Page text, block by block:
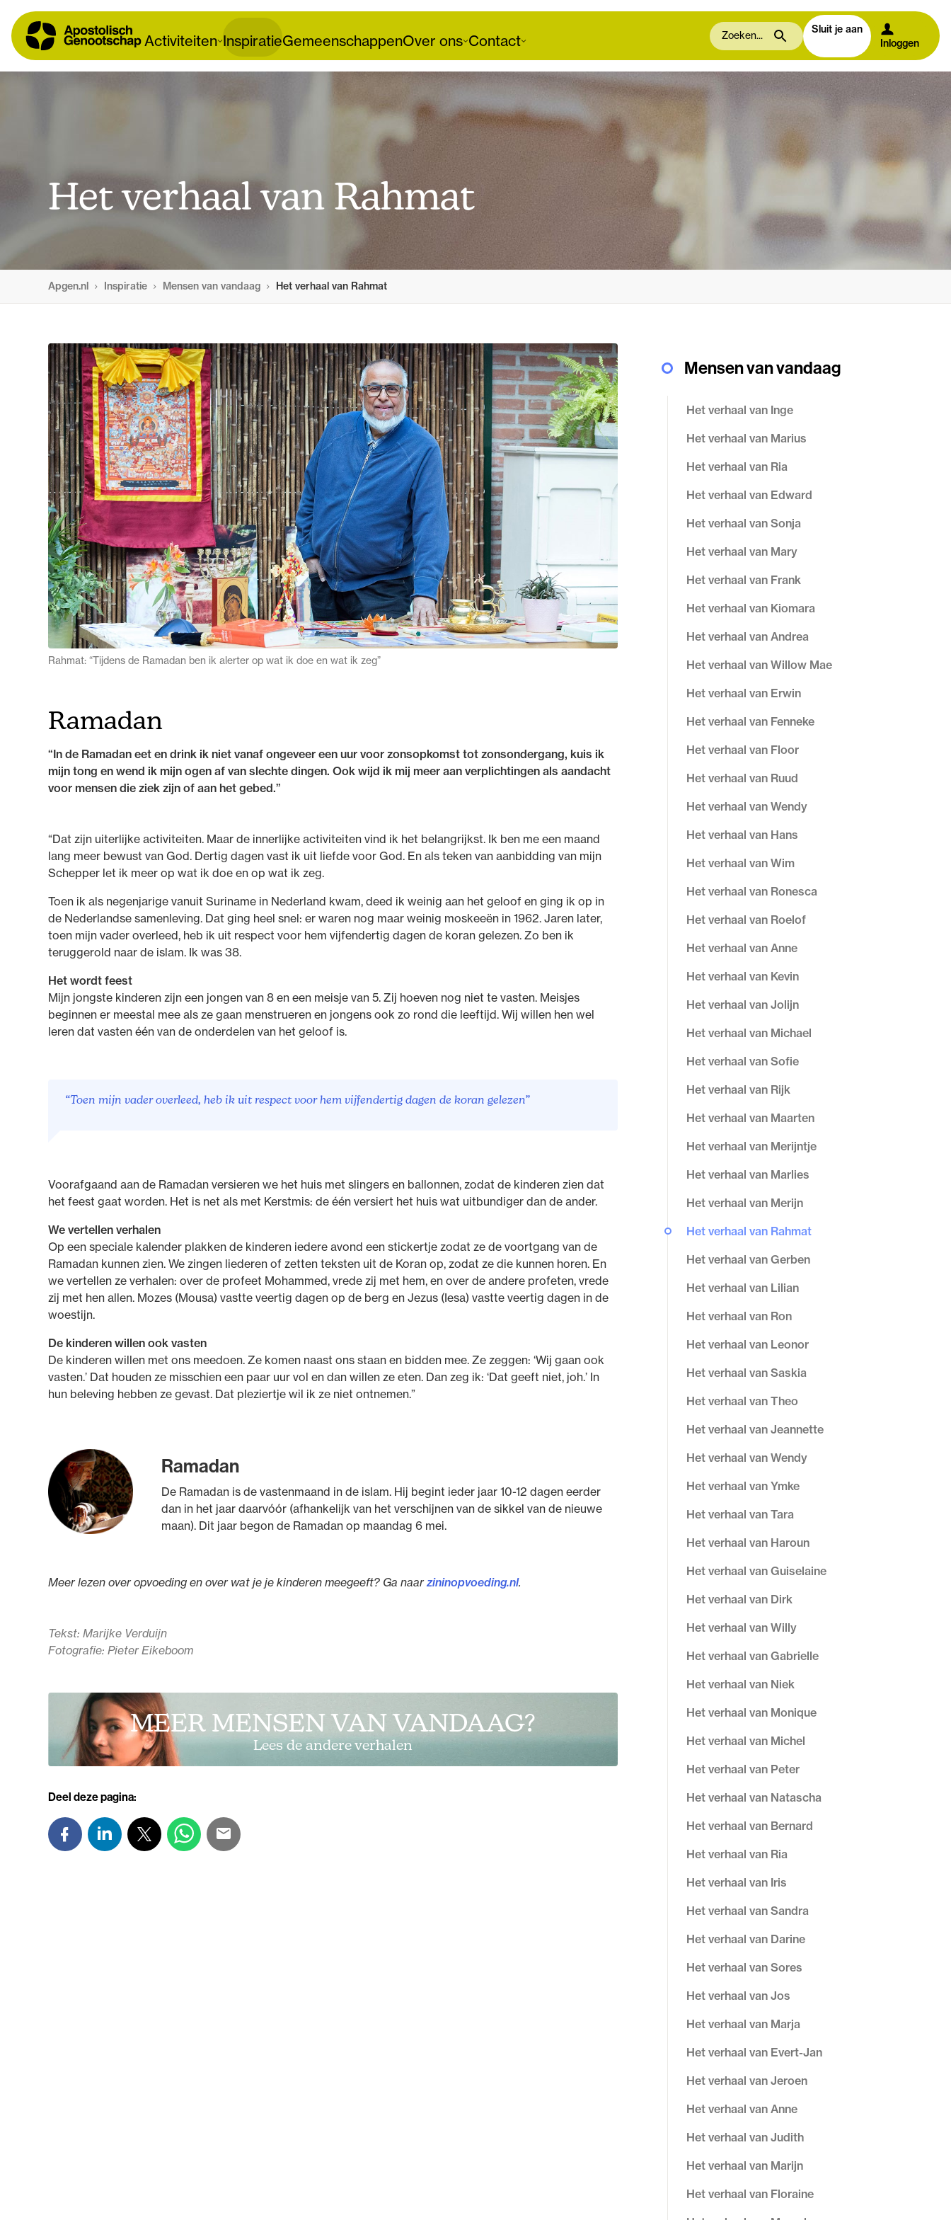
Activiteiten InspiratieGemeenschappenOver ons Contact
Sluit je aan
Inloggen
Het verhaal van Rahmat
Apgen.nl Inspiratie Mensen van vandaag Het verhaal van Rahmat
Rahmat: “Tijdens de Ramadan ben ik alerter op wat ik doe en wat ik zeg”
Ramadan
“In de Ramadan eet en drink ik niet vanaf ongeveer een uur voor zonsopkomst tot zonsondergang, kuis ik
mijn tong en wend ik mijn ogen af van slechte dingen. Ook wijd ik mij meer aan verplichtingen als aandacht
voor mensen die ziek zijn of aan het gebed.”
“Dat zijn uiterlijke activiteiten. Maar de innerlijke activiteiten vind ik het belangrijkst. Ik ben me een maand
lang meer bewust van God. Dertig dagen vast ik uit liefde voor God. En als teken van aanbidding van mijn
Schepper let ik meer op wat ik doe en op wat ik zeg.
Toen ik als negenjarige vanuit Suriname in Nederland kwam, deed ik weinig aan het geloof en ging ik op in
de Nederlandse samenleving. Dat ging heel snel: er waren nog maar weinig moskeeën in 1962. Jaren later,
toen mijn vader overleed, heb ik uit respect voor hem vijfendertig dagen de koran gelezen. Zo ben ik
teruggerold naar de islam. Ik was 38.
Het wordt feest
Mijn jongste kinderen zijn een jongen van 8 en een meisje van 5. Zij hoeven nog niet te vasten. Meisjes
beginnen er meestal mee als ze gaan menstrueren en jongens ook zo rond die leeftijd. Wij willen hen wel
leren dat vasten één van de onderdelen van het geloof is.
“Toen mijn vader overleed, heb ik uit respect voor hem vijfendertig dagen de koran gelezen”
Voorafgaand aan de Ramadan versieren we het huis met slingers en ballonnen, zodat de kinderen zien dat
het feest gaat worden. Het is net als met Kerstmis: de één versiert het huis wat uitbundiger dan de ander.
We vertellen verhalen
Op een speciale kalender plakken de kinderen iedere avond een stickertje zodat ze de voortgang van de
Ramadan kunnen zien. We zingen liederen of zetten teksten uit de Koran op, zodat ze die kunnen horen. En
we vertellen ze verhalen: over de profeet Mohammed, vrede zij met hem, en over de andere profeten, vrede
zij met hen allen. Mozes (Mousa) vastte veertig dagen op de berg en Jezus (Iesa) vastte veertig dagen in de
woestijn.
De kinderen willen ook vasten
De kinderen willen met ons meedoen. Ze komen naast ons staan en bidden mee. Ze zeggen: ‘Wij gaan ook
vasten.’ Dat houden ze misschien een paar uur vol en dan willen ze eten. Dan zeg ik: ‘Dat geeft niet, joh.’ In
hun beleving hebben ze gevast. Dat pleziertje wil ik ze niet ontnemen.”
Ramadan
De Ramadan is de vastenmaand in de islam. Hij begint ieder jaar 10-12 dagen eerder
dan in het jaar daarvóór (afhankelijk van het verschijnen van de sikkel van de nieuwe
maan). Dit jaar begon de Ramadan op maandag 6 mei.
Meer lezen over opvoeding en over wat je je kinderen meegeeft? Ga naarzininopvoeding.nl.
Tekst: Marijke Verduijn
Fotografie: Pieter Eikeboom
MEER MENSEN VAN VANDAAG?
Lees de andere verhalen
Deel deze pagina:
Mensen van vandaag
Het verhaal van Inge
Het verhaal van Marius
Het verhaal van Ria
Het verhaal van Edward
Het verhaal van Sonja
Het verhaal van Mary
Het verhaal van Frank
Het verhaal van Kiomara
Het verhaal van Andrea
Het verhaal van Willow Mae
Het verhaal van Erwin
Het verhaal van Fenneke
Het verhaal van Floor
Het verhaal van Ruud
Het verhaal van Wendy
Het verhaal van Hans
Het verhaal van Wim
Het verhaal van Ronesca
Het verhaal van Roelof
Het verhaal van Anne
Het verhaal van Kevin
Het verhaal van Jolijn
Het verhaal van Michael
Het verhaal van Sofie
Het verhaal van Rijk
Het verhaal van Maarten
Het verhaal van Merijntje
Het verhaal van Marlies
Het verhaal van Merijn
Het verhaal van Rahmat
Het verhaal van Gerben
Het verhaal van Lilian
Het verhaal van Ron
Het verhaal van Leonor
Het verhaal van Saskia
Het verhaal van Theo
Het verhaal van Jeannette
Het verhaal van Wendy
Het verhaal van Ymke
Het verhaal van Tara
Het verhaal van Haroun
Het verhaal van Guiselaine
Het verhaal van Dirk
Het verhaal van Willy
Het verhaal van Gabrielle
Het verhaal van Niek
Het verhaal van Monique
Het verhaal van Michel
Het verhaal van Peter
Het verhaal van Natascha
Het verhaal van Bernard
Het verhaal van Ria
Het verhaal van Iris
Het verhaal van Sandra
Het verhaal van Darine
Het verhaal van Sores
Het verhaal van Jos
Het verhaal van Marja
Het verhaal van Evert-Jan
Het verhaal van Jeroen
Het verhaal van Anne
Het verhaal van Judith
Het verhaal van Marijn
Het verhaal van Floraine